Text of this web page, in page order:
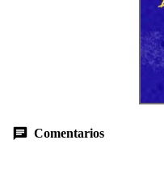
Comentarios